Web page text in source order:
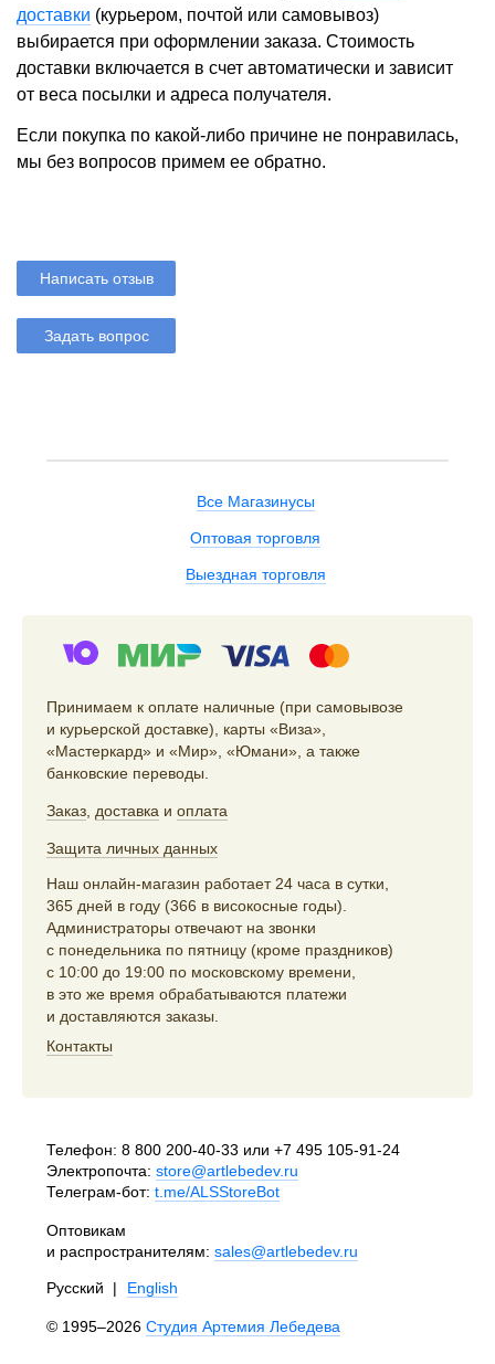
доставки (курьером, почтой или самовывоз)
выбирается при оформлении заказа. Стоимость
доставки включается в счет автоматически и зависит
от веса посылки и адреса получателя.
Если покупка по какой-либо причине не понравилась,
мы без вопросов примем ее обратно.
Написать отзыв
Задать вопрос
Все Магазинусы
Оптовая торговля
Выездная торговля
Принимаем к оплате наличные (при самовывозе
и курьерской доставке), карты «Виза»,
«Мастеркард» и «Мир», «Юмани», а также
банковские переводы.
Заказ, доставка и оплата
Защита личных данных
Наш онлайн-магазин работает 24 часа в сутки,
365 дней в году (366 в високосные годы).
Администраторы отвечают на звонки
с понедельника по пятницу (кроме праздников)
с 10:00 до 19:00 по московскому времени,
в это же время обрабатываются платежи
и доставляются заказы.
Контакты
Телефон: 8 800 200-40-33 или +7 495 105-91-24
Электропочта: store@artlebedev.ru
Телеграм-бот: t.me/ALSStoreBot
Оптовикам
и распространителям: sales@artlebedev.ru
Русский | English
© 1995–2026 Студия Артемия Лебедева